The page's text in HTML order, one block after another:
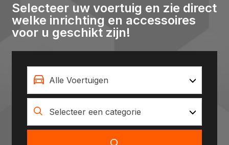
Selecteer uw voertuig en zie direct
welke inrichting en accessoires
voor u geschikt zijn!
Alle Voertuigen
Selecteer een categorie